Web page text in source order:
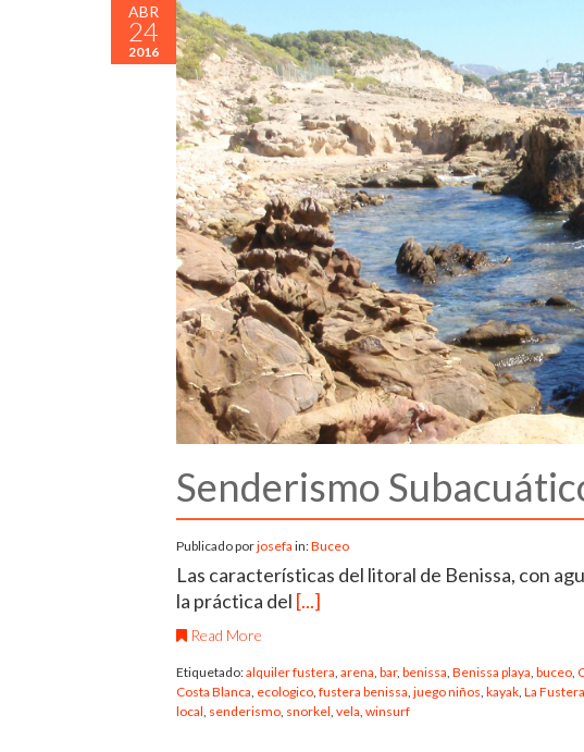
ABR
24
2016
Senderismo
Publicado porjosefa in:Buceo
Las características del litoral de Benissa, con
la práctica del [...]
Read More
Etiquetado:alquiler fustera, arena, bar, benissa, Benissa playa, buceo,
Costa Blanca, ecologico, fustera benissa, juego niños, kayak, La Fustera
local, senderismo, snorkel, vela, winsurf